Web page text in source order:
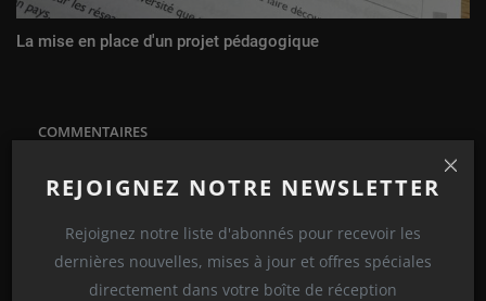
REJOIGNEZ NOTRE NEWSLETTER
Rejoignez notre liste d'abonnés pour recevoir les
dernières nouvelles, mises à jour et offres spéciales
directement dans votre boîte de réception
La mise en place d'un projet pédagogique
COMMENTAIRES
Nom